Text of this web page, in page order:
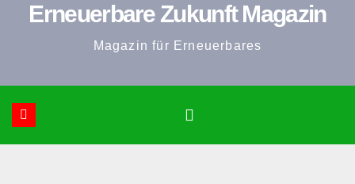
Erneuerbare Zukunft Magazin
Magazin für Erneuerbares